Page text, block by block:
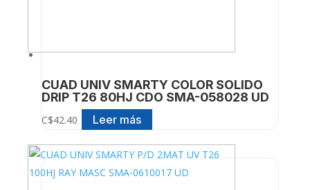
CUAD UNIV SMARTY COLOR SOLIDO
DRIP T26 80HJ CDO SMA-058028 UD
C$42.40 Leer más